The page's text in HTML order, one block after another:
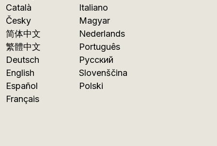
Català
Česky
简体中文
繁體中文
Deutsch
English
Español
Français
Italiano
Magyar
Nederlands
Português
Русский
Slovenščina
Polski